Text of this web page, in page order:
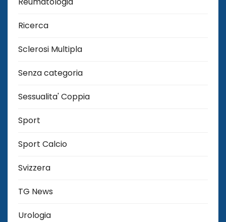
Ricerca
Sclerosi Multipla
Senza categoria
Sessualita' Coppia
Sport
Sport Calcio
Svizzera
TG News
Urologia